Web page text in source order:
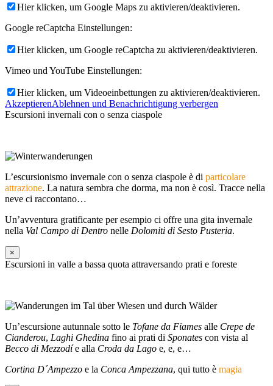
Hier klicken, um Google Maps zu aktivieren/deaktivieren.
Google reCaptcha Einstellungen:
Hier klicken, um Google reCaptcha zu aktivieren/deaktivieren.
Vimeo und YouTube Einstellungen:
Hier klicken, um Videoeinbettungen zu aktivieren/deaktivieren.
AkzeptierenAblehnen und Benachrichtigung verbergen
Escursioni invernali con o senza ciaspole
L’escursionismo invernale con o senza ciaspole è di particolare
attrazione. La natura sembra che dorma, ma non è così. Tracce nella
neve ci raccontano…
Un’avventura gratificante per esempio ci offre una gita invernale
nella Val Campo di Dentro nelle Dolomiti di Sesto Pusteria.
×
Escursioni in valle a bassa quota attraversando prati e foreste
Un’escursione autunnale sotto le Tofane da Fiames alle Crepe de
Cianderou, Laghi Ghedina fino ai prati di Sponates con vista al
Becco di Mezzodíe alla Croda da Lago e, e, e…
Cortina D´Ampezzo e la Conca Ampezzana, qui tutto è magia